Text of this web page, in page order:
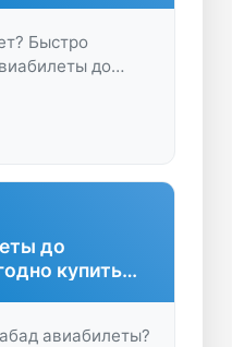
Быстро
до
Удобный поиск,
времени –
на
до
купить
авиабилеты?